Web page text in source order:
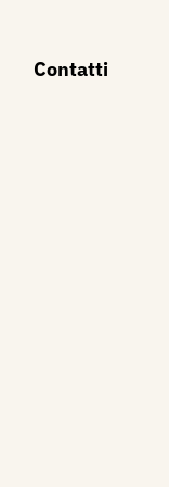
Contatti